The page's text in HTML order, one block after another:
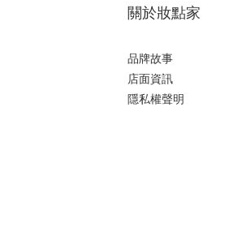
關於妝點家
品牌故事
店面資訊
隱私權聲明